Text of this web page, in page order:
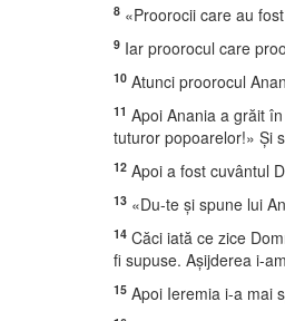
8 «Proorocii care au
9 Iar proorocul care
10 Atunci proorocul
11 Apoi Anania a grăit
tuturor popoarelor!» Şi
12 Apoi a fost cuvântul
13 «Du-te şi spune lui
14 Căci iată ce zice
fi supuse. Aşijderea i-
15 Apoi Ieremia i-a mai